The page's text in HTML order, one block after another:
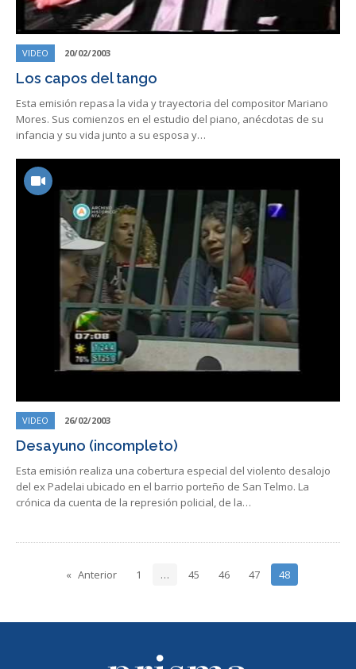
VIDEO 20/02/2003
Los capos del tango
Esta emisión repasa la vida y trayectoria del compositor Mariano
Mores. Sus comienzos en el estudio del piano, anécdotas de su
infancia y su vida junto a su esposa y…
VIDEO 26/02/2003
Desayuno (incompleto)
Esta emisión realiza una cobertura especial del violento desalojo
del ex Padelai ubicado en el barrio porteño de San Telmo. La
crónica da cuenta de la represión policial, de la…
Anterior 1 … 45 46 47 48